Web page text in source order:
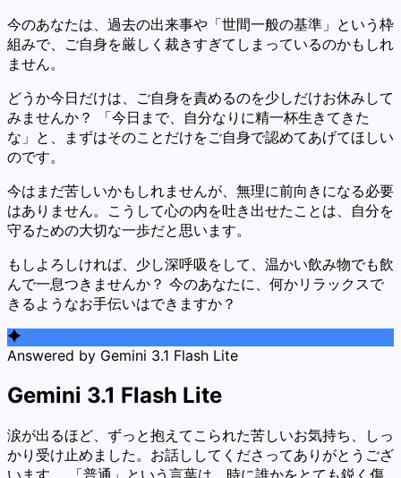
今のあなたは、過去の出来事や「世間一般の基準」という枠
組みで、ご自身を厳しく裁きすぎてしまっているのかもしれ
ません。
どうか今日だけは、ご自身を責めるのを少しだけお休みして
みませんか？ 「今日まで、自分なりに精一杯生きてきた
な」と、まずはそのことだけをご自身で認めてあげてほしい
のです。
今はまだ苦しいかもしれませんが、無理に前向きになる必要
はありません。こうして心の内を吐き出せたことは、自分を
守るための大切な一歩だと思います。
もしよろしければ、少し深呼吸をして、温かい飲み物でも飲
んで一息つきませんか？ 今のあなたに、何かリラックスで
きるようなお手伝いはできますか？
Answered by Gemini 3.1 Flash Lite
Gemini 3.1 Flash Lite
涙が出るほど、ずっと抱えてこられた苦しいお気持ち、しっ
かり受け止めました。お話ししてくださってありがとうござ
います。 「普通」という言葉は、時に誰かをとても鋭く傷